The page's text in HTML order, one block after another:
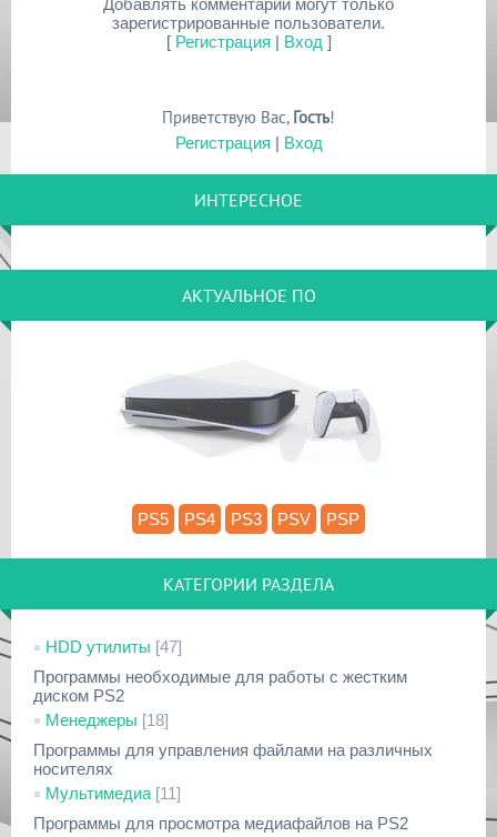
Добавлять комментарии могут только
зарегистрированные пользователи.
[ Регистрация | Вход ]
Приветствую Вас, Гость!
Регистрация | Вход
ИНТЕРЕСНОЕ
АКТУАЛЬНОЕ ПО
PS5 PS4 PS3 PSV PSP
КАТЕГОРИИ РАЗДЕЛА
HDD утилиты [47]
Программы необходимые для работы с жестким
диском PS2
Менеджеры [18]
Программы для управления файлами на различных
носителях
Мультимедиа [11]
Программы для просмотра медиафайлов на PS2